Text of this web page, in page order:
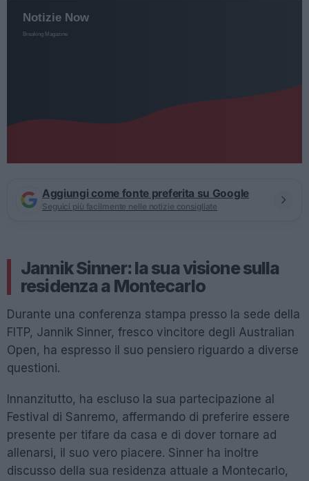
Aggiungi come fonte preferita su Google
Seguici più facilmente nelle notizie consigliate
Jannik Sinner: la sua visione sulla
residenza a Montecarlo
Durante una conferenza stampa presso la sede della
FITP, Jannik Sinner, fresco vincitore degli Australian
Open, ha espresso il suo pensiero riguardo a diverse
questioni.
Innanzitutto, ha escluso la sua partecipazione al
Festival di Sanremo, affermando di preferire essere
presente per tifare da casa e di dover tornare ad
allenarsi, il suo vero piacere. Sinner ha inoltre
discusso della sua residenza attuale a Montecarlo,